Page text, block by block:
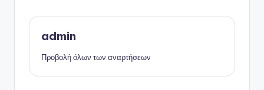
admin
Προβολή όλων των αναρτήσεων